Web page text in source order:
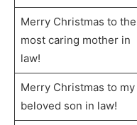
Merry Christmas to the
most caring mother in
law!
Merry Christmas to my
beloved son in law!